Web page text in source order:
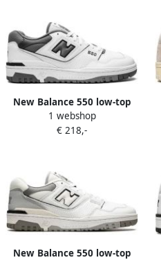
New Balance 550 low-top
sneakers Wit
1 webshop
€ 218,-
New Balance 550 low-top